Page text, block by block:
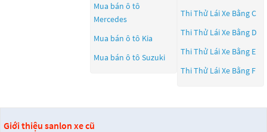
Mua bán ô tô
Mercedes
Mua bán ô tô Kia
Mua bán ô tô Suzuki
Thi Thử Lái Xe Bằng C
Thi Thử Lái Xe Bằng D
Thi Thử Lái Xe Bằng E
Thi Thử Lái Xe Bằng F
Giới thiệu sanlon xe cũ